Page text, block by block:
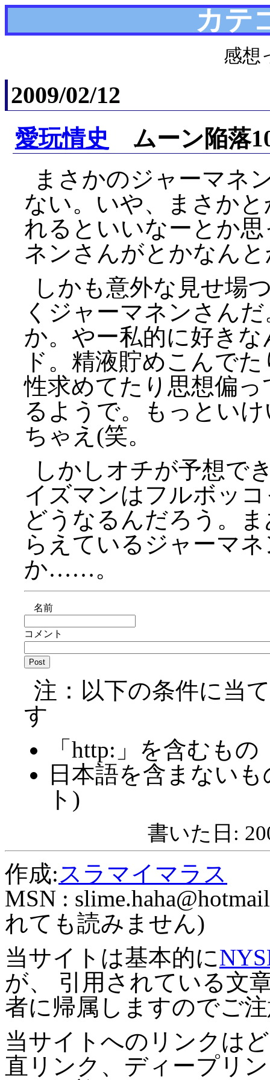
カテ
感想
2009/02/12
愛玩情史
ムーン陥落
まさかのジャーマネ
ない。いや、まさか
れるといいなーとか
ネンさんがとかなん
しかも意外な見せ場
くジャーマネンさん
か。やー私的に好き
ド。精液貯めこんで
性求めてたり思想偏
るようで。もっとい
ちゃえ(笑。
しかしオチが予想
イズマンはフルボッ
どうなるんだろう。
らえているジャーマ
か……。
名前
コメント
注：以下の条件に当
す
「http:」を含むもの
日本語を含まない
ト)
書いた日:
作成:スラマイマラス
MSN :
れても読みません)
当サイトは基本的に
が、 引用されている文
者に帰属しますのでご
当サイトへのリンクは
直リンク、ディープリ